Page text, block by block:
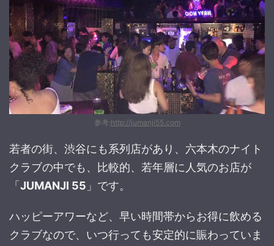
参考:http://jumanji55.com
若者の街、渋谷にも系列店があり、六本木のナイト
クラブの中でも、比較的、若年層に人気のお店が
「 JUMANJI 55 」です。
ハッピーアワーなど、早い時間帯からお得に飲める
クラブなので、いつ行っても安定的に賑わっていま